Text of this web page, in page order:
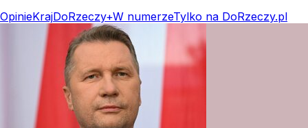
OpinieKrajDoRzeczy+W numerzeTylko na DoRzeczy.pl